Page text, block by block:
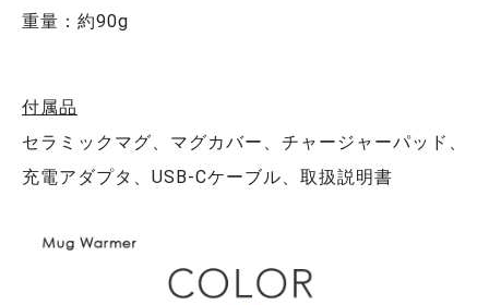
重量：約90g
付属品
セラミックマグ、マグカバー、チャージャーパッド、
充電アダプタ、USB-Cケーブル、取扱説明書